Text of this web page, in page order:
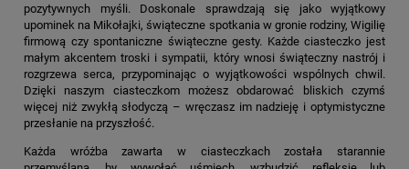
pozytywnych myśli. Doskonale sprawdzają się jako wyjątkowy
upominek na Mikołajki, świąteczne spotkania w gronie rodziny, Wigilię
firmową czy spontaniczne świąteczne gesty. Każde ciasteczko jest
małym akcentem troski i sympatii, który wnosi świąteczny nastrój i
rozgrzewa serca, przypominając o wyjątkowości wspólnych chwil.
Dzięki naszym ciasteczkom możesz obdarować bliskich czymś
więcej niż zwykłą słodyczą – wręczasz im nadzieję i optymistyczne
przesłanie na przyszłość.
Każda wróżba zawarta w ciasteczkach została starannie